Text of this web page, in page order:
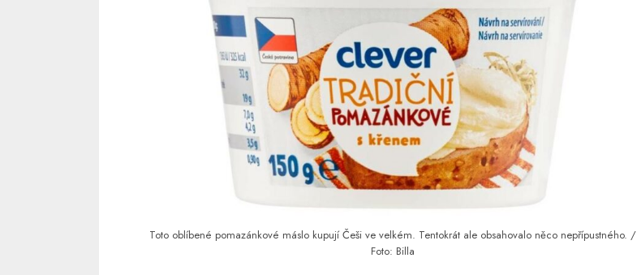
Toto oblíbené pomazánkové máslo kupují Češi ve velkém. Tentokrát ale obsahovalo něco nepřípustného. /
Foto: Billa